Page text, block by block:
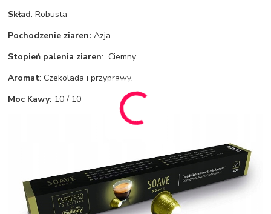
Skład: Robusta
Pochodzenie ziaren: Azja
Stopień palenia ziaren: Ciemny
Aromat: Czekolada i przyprawy.
Moc Kawy: 10 / 10